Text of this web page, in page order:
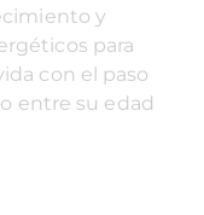
y
para
con el paso
entre su edad